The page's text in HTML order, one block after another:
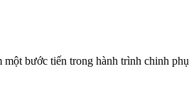
bước tiến trong hành trình chinh